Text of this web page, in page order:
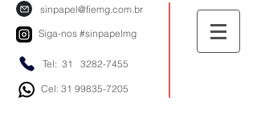
sinpapel@fiemg.com.br
Siga-nos #sinpapelmg
Tel: 31 3282-7455
Cel: 31 99835-7205